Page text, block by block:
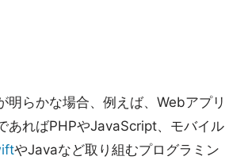
明らかな場合、例えば、Webアプリ
あればPHPやJavaScript、モバイル
やJavaなど取り組むプログラミン